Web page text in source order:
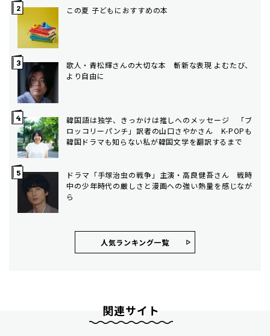
この夏 子どもにおすすめの本
歌人・青松輝さんの大切な本 斬新な表現 よむたび、
より自由に
韓国語は独学、きっかけは推しへのメッセージ 「ブ
ロッコリーパンチ」訳者の山口さやかさん K-POPも
韓国ドラマも知らない私が韓国文学を翻訳するまで
ドラマ「手塚治虫の戦争」主演・高良健吾さん 戦時
中の少年時代の厳しさと漫画への強い熱量を感じなが
ら
人気ランキング⼀覧
関連サイト